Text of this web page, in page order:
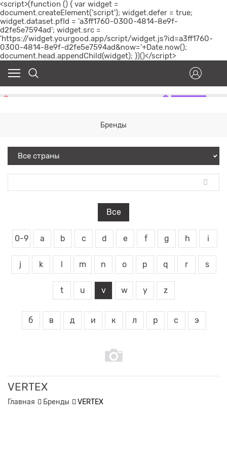
<script>(function () { var widget =
document.createElement('script'); widget.defer = true;
widget.dataset.pfId = 'a3ff1760-0300-4814-8e9f-
d2fe5e7594ad'; widget.src =
'https://widget.yourgood.app/script/widget.js?id=a3ff1760-
0300-4814-8e9f-d2fe5e7594ad&now='+Date.now();
document.head.appendChild(widget); })()</script>
Бренды
Все
0-9 a b c d e f g h i
j k m n o p q r s
t u v w y z
б в д и к л р с э
VERTEX
Главная Бренды VERTEX